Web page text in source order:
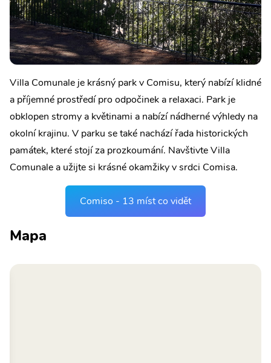
Villa Comunale je krásný park v Comisu, který nabízí klidné
a příjemné prostředí pro odpočinek a relaxaci. Park je
obklopen stromy a květinami a nabízí nádherné výhledy na
okolní krajinu. V parku se také nachází řada historických
památek, které stojí za prozkoumání. Navštivte Villa
Comunale a užijte si krásné okamžiky v srdci Comisa.
Comiso - 13 míst co vidět
Mapa